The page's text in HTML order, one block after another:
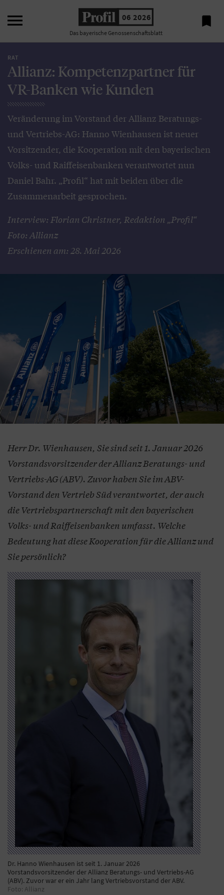
 06 2026
Das bayerische Genossenschaftsblatt

RAT
Allianz: Kompetenzpartner für
VR-Banken wie Kunden
Veränderung im Vorstand der Allianz Beratungs-
und Vertriebs-AG: Hanno Wienhausen ist neuer
Vorsitzender, die Kooperation mit den bayerischen
Volks- und Raiffeisenbanken verantwortet nun
Daniel Bahr. „Profil“ hat mit beiden über die
Zusammenarbeit gesprochen.
Interview: Florian Christner, Redaktion „Profil“
Foto: Allianz
Erschienen am: 28. Mai 2026
Herr Dr. Wienhausen, Sie sind seit 1. Januar 2026
Vorstandsvorsitzender der Allianz Beratungs- und
Vertriebs-AG (ABV). Zuvor haben Sie im ABV-
Vorstand den Vertrieb Süd verantwortet, der auch
die Vertriebspartnerschaft mit den bayerischen
Volks- und Raiffeisenbanken umfasst. Welche
Bedeutung hat diese Kooperation für die Allianz und
Sie persönlich?
Dr. Hanno Wienhausen ist seit 1. Januar 2026
Vorstandsvorsitzender der Allianz Beratungs- und Vertriebs-AG
(ABV). Zuvor war er ein Jahr lang Vertriebsvorstand der ABV.
Foto: Allianz